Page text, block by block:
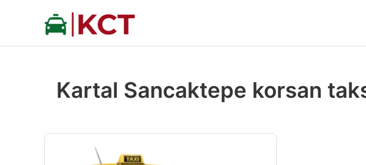
Kartal Sancaktepe korsan